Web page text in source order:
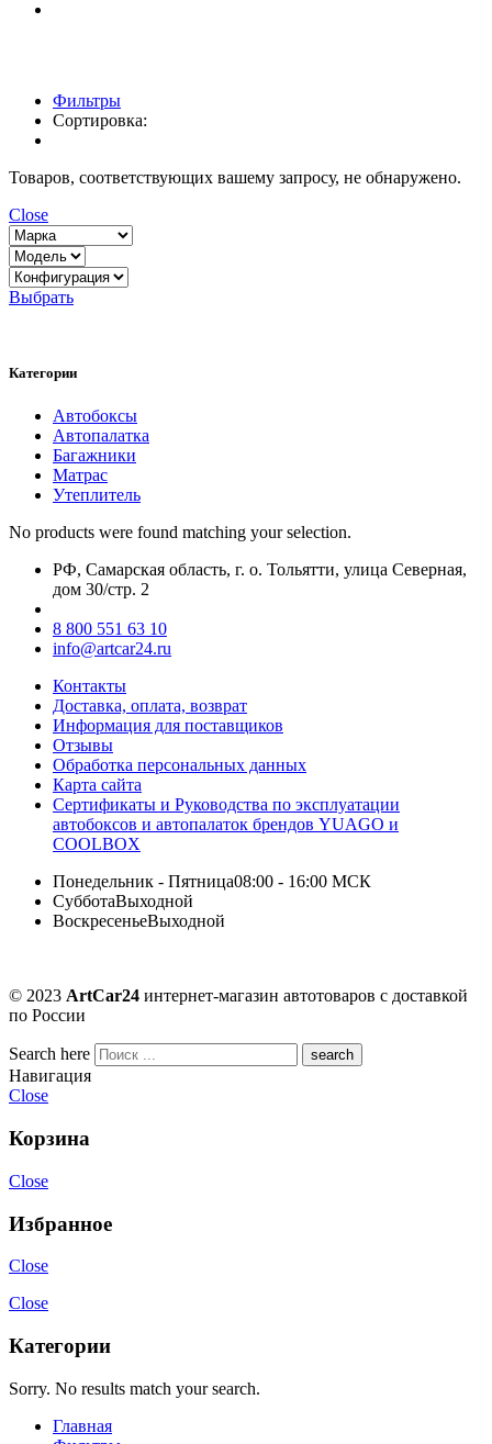
Фильтры
Сортировка:
Товаров, соответствующих вашему запросу, не обнаружено.
Close
Выбрать
Категории
Автобоксы
Автопалатка
Багажники
Матрас
Утеплитель
No products were found matching your selection.
РФ, Самарская область, г. о. Тольятти, улица Северная,
дом 30/стр. 2
8 800 551 63 10
info@artcar24.ru
Контакты
Доставка, оплата, возврат
Информация для поставщиков
Отзывы
Обработка персональных данных
Карта сайта
Сертификаты и Руководства по эксплуатации
автобоксов и автопалаток брендов YUAGO и
COOLBOX
Понедельник - Пятница08:00 - 16:00 МСК
СубботаВыходной
ВоскресеньеВыходной
© 2023 ArtCar24 интернет-магазин автотоваров с доставкой
по России
Search here
Навигация
Close
Корзина
Close
Избранное
Close
Close
Категории
Sorry. No results match your search.
Главная